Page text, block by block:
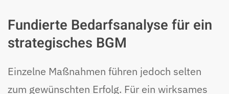
Fundierte Bedarfsanalyse für ein
strategisches BGM
Einzelne Maßnahmen führen jedoch selten
zum gewünschten Erfolg. Für ein wirksames